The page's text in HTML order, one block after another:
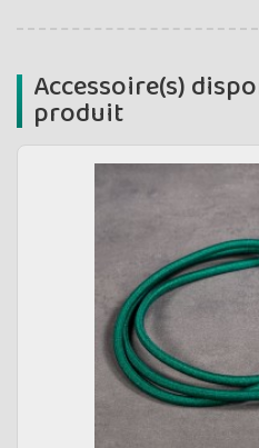
Accessoire(s)
produit